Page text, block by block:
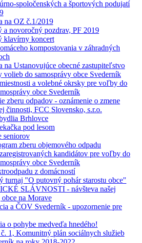
spoločenských a športových podujatí
na OZ č.1/2019
a novoročný pozdrav, PF 2019
klavírny koncert
kompostovania v záhradných
na Ustanovujúce obecné zastupiteľstvo
volieb do samosprávy obce Svederník
a volebné okrsky pre voľby do
obce Svederník
zberu odpadov - oznámenie o zmene
činnosti, FCC Slovensko, s.r.o.
Brhlovce
pod lesom
seniorov
zberu objemového odpadu
kandidátov pre voľby do
obce Svederník
z domácností
turnaj "O putovný pohár starostu obce"
SLÁVNOSTI - návšteva našej
obce na Morave
a ČOV Svederník - upozornenie pre
o pohybe medveďa hnedého!
1, Komunitný plán sociálnych služieb